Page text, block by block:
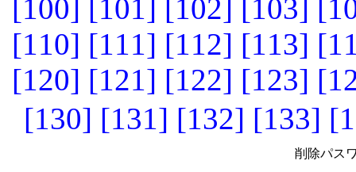
[100] [101] [102] [103]
[110] [111] [112] [113]
[120] [121] [122] [123]
[130] [131] [132] [133]
削除パス